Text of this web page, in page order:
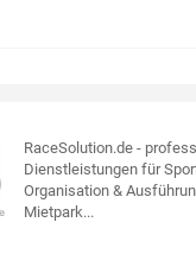
RaceSolution.de -
Dienstleistungen für
Organisation &
Mietpark...